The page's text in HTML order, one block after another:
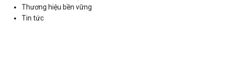
Thương hiệu bền vững
Tin tức